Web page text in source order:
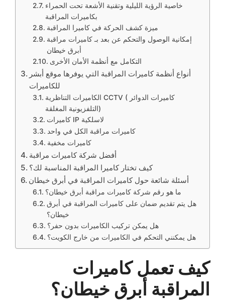
خاصية الرؤية الليلية وتقنية الأشعة تحت الحمراء
بكاميرات المراقبة
إمكانية الوصول والتحكم عن بعد بـ كاميرات مراقبة
أنواع أنظمة كاميرات المراقبة التي يوفرها موقع أبشر
للكاميرات
الكاميرات التناظرية CCTV ( كاميرات الدوائر
التلفزيونية المغلقة)
كاميرات IP لاسلكية
كاميرات مراقبة الكل في واحد
كاميرات مخفية
أفضل شركة كاميرات مراقبة
كيف تختار كاميرا المراقبة المناسبة لك؟
أسئلة شائعة حول كاميرات المراقبة في أبرق خيطان
هل يتم تقديم ضمان على كاميرات المراقبة في أبرق
هل يمكن تركيب الكاميرات بدون حفر؟
هل يمكنني التحكم في الكاميرات من خارج الكويت؟
كيف تعمل كاميرات
المراقبة أبرق خيطان؟